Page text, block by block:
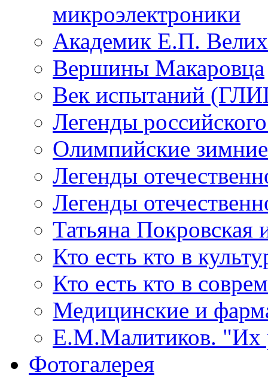
микроэлектроники
Академик Е.П.
Вершины Макаровца
Век испытаний
Легенды
Олимпийские
Легенды
Легенды
Татьяна Покровская
Кто есть кто в
Кто есть кто в
Медицинские и
Е.М.Малитиков. "Их
Фотогалерея